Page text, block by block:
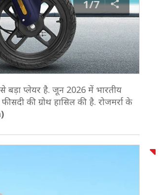
1/7
बड़ा प्लेयर है. जून 2026 में भारतीय
की ग्रोथ हासिल की है. रोजमर्रा के